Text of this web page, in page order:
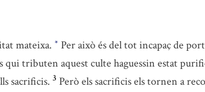
mateixa. * Per això és del tot incapaç de
qui tributen aquest culte haguessin estat
sacrificis. 3 Però els sacrificis els tornen a